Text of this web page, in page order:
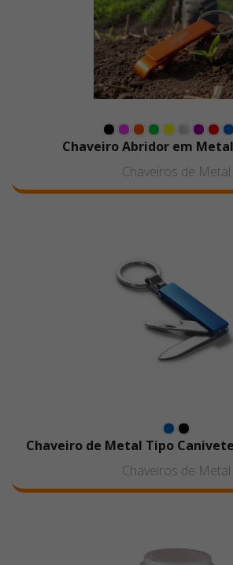
Chaveiro Abridor em
Chaveiros de Metal
Chaveiro de Metal Tipo
Chaveiros de Metal